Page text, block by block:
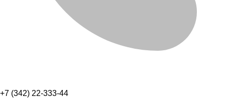
+7 (342) 22-333-44